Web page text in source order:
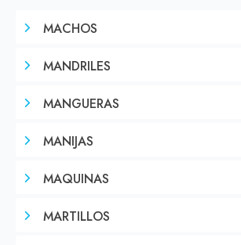
MACHOS
MANDRILES
MANGUERAS
MANIJAS
MAQUINAS
MARTILLOS